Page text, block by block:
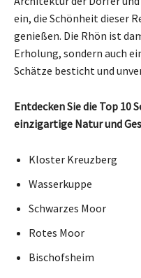
ein, die Schönheit dieser
genießen. Die Rhön ist
Erholung, sondern auch
Schätze besticht und
Entdecken Sie die Top 10
einzigartige Natur und
Kloster Kreuzberg
Wasserkuppe
Schwarzes Moor
Rotes Moor
Bischofsheim